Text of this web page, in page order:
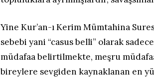
Yine Kur’an-ı Kerim Mümtahina
sebebi yani “casus belli” olarak
müdafaa belirtilmekte, meşru
bireylere sevgiden kaynaklanan en